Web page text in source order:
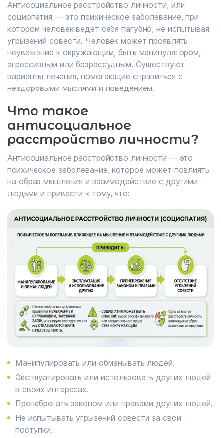
Антисоциальное расстройство личности, или
социопатия — это психическое заболевание, при
котором человек ведет себя пагубно, не испытывая
угрызений совести. Человек может проявлять
неуважение к окружающим, быть манипулятором,
агрессивным или безрассудным. Существуют
варианты лечения, помогающие справиться с
нездоровыми мыслями и поведением.
Что такое
антисоциальное
расстройство личности?
Антисоциальное расстройство личности — это
психическое заболевание, которое может повлиять
на образ мышления и взаимодействие с другими
людьми и привести к тому, что:
Манипулировать или обманывать людей.
Эксплуатировать или использовать других людей
в своих интересах.
Пренебрегать законом или правами других людей.
Не испытывать угрызений совести за свои
поступки.